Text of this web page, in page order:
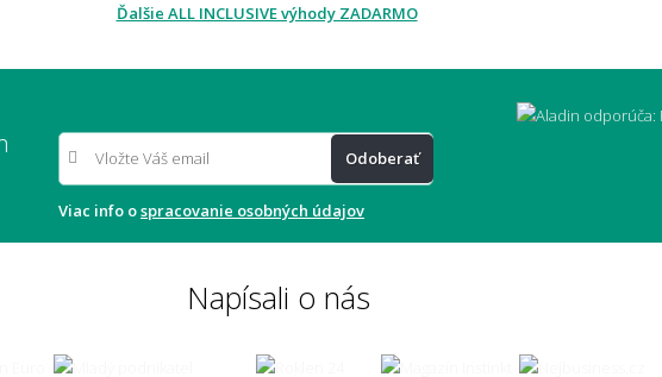
typ koberca sa nebude zošliapávať?
sa koberec čistí a udržuje? Ako vyčistiť škvrny?
Ďalšie ALL INCLUSIVE výhody ZADARMO
Odoberať
Viac info ospracovanie osobných údajov
Napísali o nás